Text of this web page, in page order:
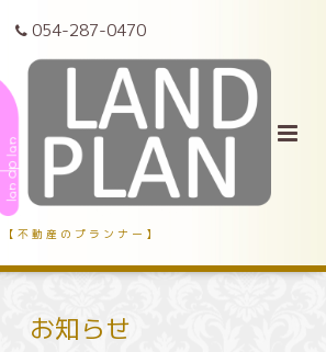
054-287-0470
【 不 動 産 の プ ラ ン ナ ー 】
お知らせ